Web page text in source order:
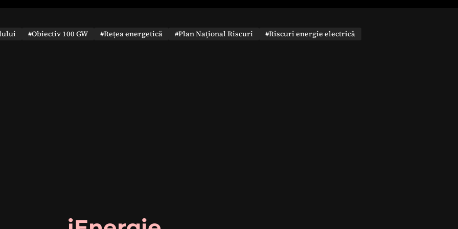
#Obiectiv 100 GW #Rețea energetică #Plan Național Riscuri
#Riscuri energie electrică